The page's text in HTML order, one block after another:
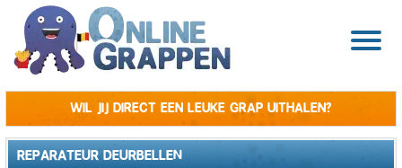
Wil jij direct een leuke grap uithalen?
REPARATEUR DEURBELLEN